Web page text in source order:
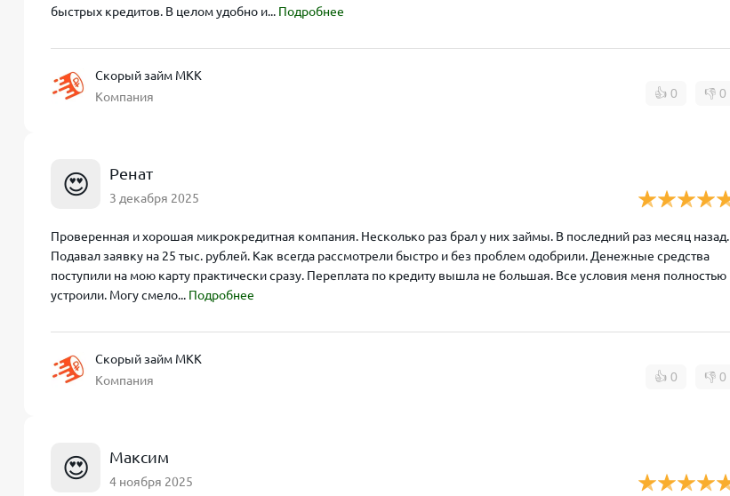
быстрых кредитов. В целом удобно и... Подробнее
Скорый займ МКК
Компания
👍 0 👎 0
😍 Ренат
3 декабря 2025
Проверенная и хорошая микрокредитная компания. Несколько раз брал у них займы. В последний раз месяц назад.
Подавал заявку на 25 тыс. рублей. Как всегда рассмотрели быстро и без проблем одобрили. Денежные средства
поступили на мою карту практически сразу. Переплата по кредиту вышла не большая. Все условия меня полностью
устроили. Могу смело... Подробнее
Скорый займ МКК
Компания
👍 0 👎 0
😍 Максим
4 ноября 2025